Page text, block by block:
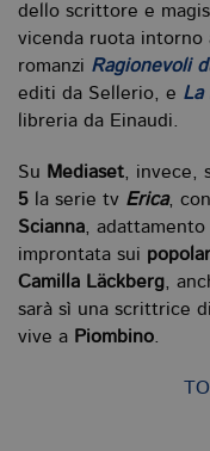
dello scrittore e
vicenda ruota intorno
romanzi Ragionevoli
editi da Sellerio, e La
libreria da Einaudi.
Su Mediaset, invece,
5 la serie tv Erica, con
Scianna,
improntata sui
Camilla Läckberg,
sarà sì una scrittrice
vive a Piombino.